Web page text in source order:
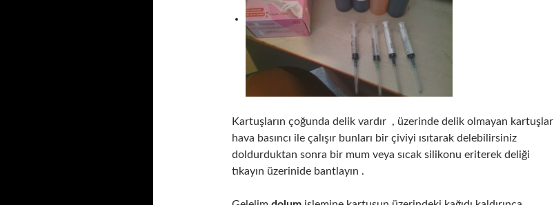
Kartuşların çoğunda delik vardır , üzerinde delik olmayan kartuşlar
hava basıncı ile çalışır bunları bir çiviyi ısıtarak delebilirsiniz
doldurduktan sonra bir mum veya sıcak silikonu eriterek deliği
tıkayın üzerinide bantlayın .